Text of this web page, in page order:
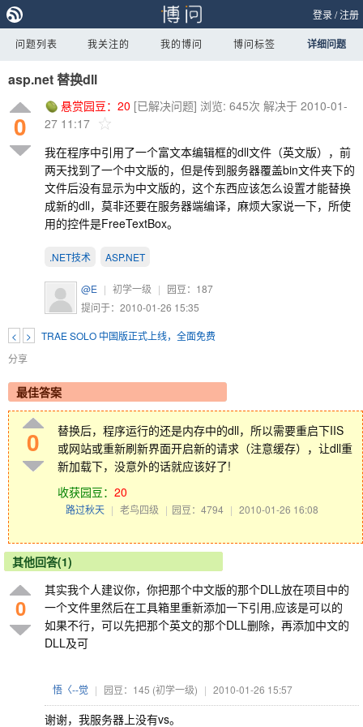
登录/注册
问题列表 我关注的 我的博问 博问标签 详细问题
asp.net 替换dll
0
悬赏园豆： 20 [已解决问题] 浏览: 645次 解决于 2010-01-
27 11:17
我在程序中引用了一个富文本编辑框的dll文件（英文版），前
两天找到了一个中文版的，但是传到服务器覆盖bin文件夹下的
文件后没有显示为中文版的，这个东西应该怎么设置才能替换
成新的dll，莫非还要在服务器端编译，麻烦大家说一下，所使
用的控件是FreeTextBox。
.NET技术 ASP.NET
@E | 初学一级 | 园豆： 187
提问于：2010-01-26 15:35
< >
TRAE SOLO 中国版正式上线，全面免费
分享
最佳答案
0
替换后，程序运行的还是内存中的dll，所以需要重启下IIS
或网站或重新刷新界面开启新的请求（注意缓存），让dll重
新加载下，没意外的话就应该好了!
收获园豆： 20
路过秋天 | 老鸟四级 | 园豆：4794 | 2010-01-26 16:08
其他回答(1)
0
其实我个人建议你，你把那个中文版的那个DLL放在项目中的
一个文件里然后在工具箱里重新添加一下引用,应该是可以的
如果不行，可以先把那个英文的那个DLL删除，再添加中文的
DLL及可
悟〈--觉 | 园豆：145 (初学一级) | 2010-01-26 15:57
谢谢，我服务器上没有vs。